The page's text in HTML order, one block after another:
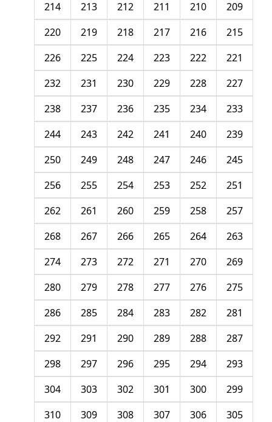
209
210
211
212
213
214
215
216
217
218
219
220
221
222
223
224
225
226
227
228
229
230
231
232
233
234
235
236
237
238
239
240
241
242
243
244
245
246
247
248
249
250
251
252
253
254
255
256
257
258
259
260
261
262
263
264
265
266
267
268
269
270
271
272
273
274
275
276
277
278
279
280
281
282
283
284
285
286
287
288
289
290
291
292
293
294
295
296
297
298
299
300
301
302
303
304
305
306
307
308
309
310